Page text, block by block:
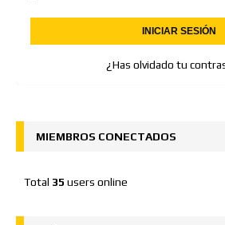
¿Has olvidado tu
MIEMBROS CONECTADOS
Total 35 users online